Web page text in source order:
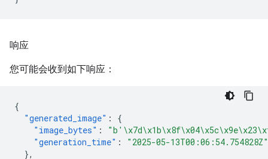
响应
您可能会收到如下响应：
{
"generated_image" :
{
"image_bytes" :
"generation_time" :
"2025-05-13T00:06:54.754828Z"
},